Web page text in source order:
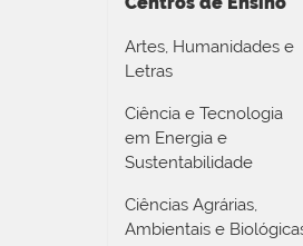
Artes, Humanidades e
Letras
Ciência e Tecnologia
em Energia e
Sustentabilidade
Ciências Agrárias,
Ambientais e